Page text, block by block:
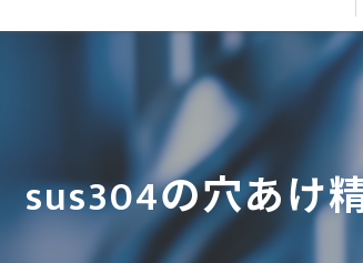
sus304の穴あけ